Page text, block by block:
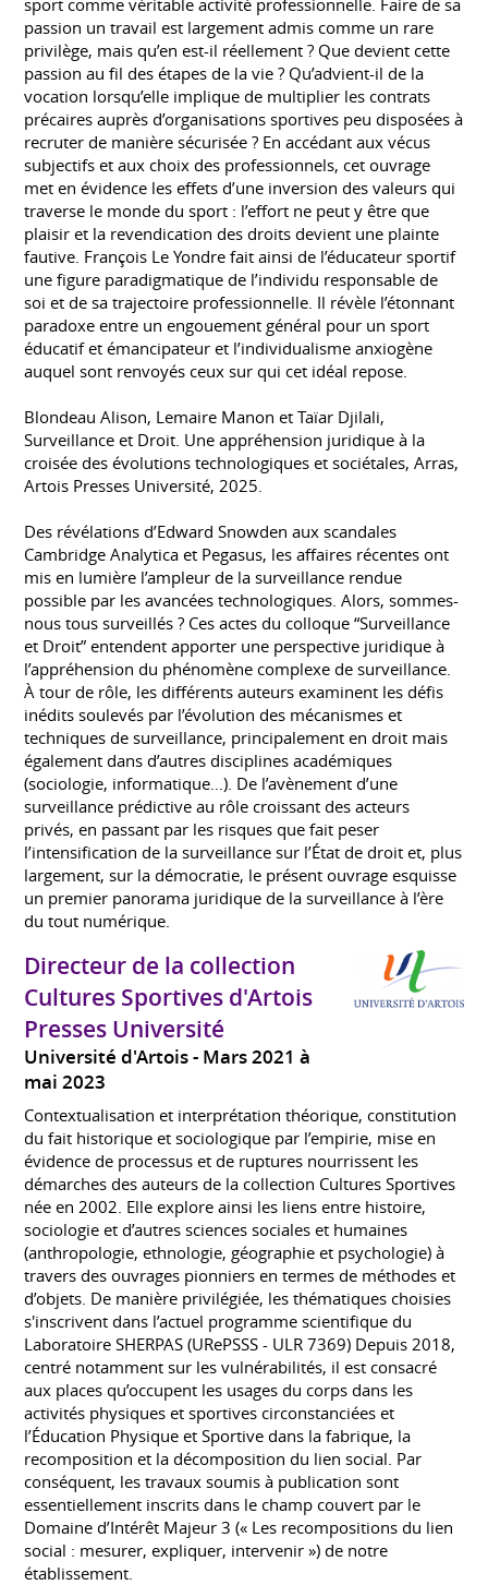
passion un travail est largement admis comme un rare
privilège, mais qu’en est-il réellement ? Que devient cette
passion au fil des étapes de la vie ? Qu’advient-il de la
vocation lorsqu’elle implique de multiplier les contrats
précaires auprès d’organisations sportives peu disposées à
recruter de manière sécurisée ? En accédant aux vécus
subjectifs et aux choix des professionnels, cet ouvrage
met en évidence les effets d’une inversion des valeurs qui
traverse le monde du sport : l’effort ne peut y être que
plaisir et la revendication des droits devient une plainte
fautive. François Le Yondre fait ainsi de l’éducateur sportif
une figure paradigmatique de l’individu responsable de
soi et de sa trajectoire professionnelle. Il révèle l’étonnant
paradoxe entre un engouement général pour un sport
éducatif et émancipateur et l’individualisme anxiogène
auquel sont renvoyés ceux sur qui cet idéal repose.
Blondeau Alison, Lemaire Manon et Taïar Djilali,
Surveillance et Droit. Une appréhension juridique à la
croisée des évolutions technologiques et sociétales, Arras,
Artois Presses Université, 2025.
Des révélations d’Edward Snowden aux scandales
Cambridge Analytica et Pegasus, les affaires récentes ont
mis en lumière l’ampleur de la surveillance rendue
possible par les avancées technologiques. Alors, sommes-
nous tous surveillés ? Ces actes du colloque “Surveillance
et Droit” entendent apporter une perspective juridique à
l’appréhension du phénomène complexe de surveillance.
À tour de rôle, les différents auteurs examinent les défis
inédits soulevés par l’évolution des mécanismes et
techniques de surveillance, principalement en droit mais
également dans d’autres disciplines académiques
(sociologie, informatique…). De l’avènement d’une
surveillance prédictive au rôle croissant des acteurs
privés, en passant par les risques que fait peser
l’intensification de la surveillance sur l’État de droit et, plus
largement, sur la démocratie, le présent ouvrage esquisse
un premier panorama juridique de la surveillance à l’ère
du tout numérique.
Directeur de la collection
Cultures Sportives d'Artois
Presses Université
Université d'Artois
Mars 2021 à
mai 2023
Contextualisation et interprétation théorique, constitution
du fait historique et sociologique par l’empirie, mise en
évidence de processus et de ruptures nourrissent les
démarches des auteurs de la collection Cultures Sportives
née en 2002. Elle explore ainsi les liens entre histoire,
sociologie et d’autres sciences sociales et humaines
(anthropologie, ethnologie, géographie et psychologie) à
travers des ouvrages pionniers en termes de méthodes et
d’objets. De manière privilégiée, les thématiques choisies
s'inscrivent dans l’actuel programme scientifique du
Laboratoire SHERPAS (URePSSS - ULR 7369) Depuis 2018,
centré notamment sur les vulnérabilités, il est consacré
aux places qu’occupent les usages du corps dans les
activités physiques et sportives circonstanciées et
l’Éducation Physique et Sportive dans la fabrique, la
recomposition et la décomposition du lien social. Par
conséquent, les travaux soumis à publication sont
essentiellement inscrits dans le champ couvert par le
Domaine d’Intérêt Majeur 3 (« Les recompositions du lien
social : mesurer, expliquer, intervenir ») de notre
établissement.